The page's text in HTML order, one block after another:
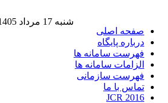
صفحه اصلی
درباره پایگاه
فهرست سامانه ها
الزامات سامانه ها
فهرست سازمانی
تماس با ما
JCR 2016
شنبه 17 مرداد 1405